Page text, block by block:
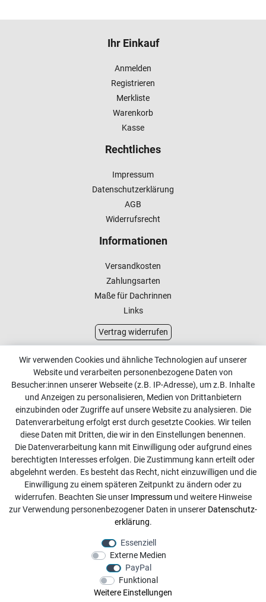
Ihr Einkauf
Anmelden
Registrieren
Merkliste
Warenkorb
Kasse
Rechtliches
Impressum
Datenschutzerklärung
AGB
Widerrufsrecht
Informationen
Versandkosten
Zahlungsarten
Maße für Dachrinnen
Links
Vertrag widerrufen
Kundenservice
Kontakt
Online Retourenservice
Kontakt
info@dachdecker-shop.de
+49 3501 507295
Montag - Freitag, 08:00 - 16:00
Anrufe aus dem dt. Festnetz zum Ortstarif, Preise aus dem
Mobilfunknetz ggf. abweichend (abhängig vom Provider).
Wir verwenden Cookies und ähnliche Technologien auf unserer
Website und verarbeiten personenbezogene Daten von
Besucher:innen unserer Webseite (z.B. IP-Adresse), um z.B. Inhalte
und Anzeigen zu personalisieren, Medien von Drittanbietern
einzubinden oder Zugriffe auf unsere Website zu analysieren. Die
Datenverarbeitung erfolgt erst durch gesetzte Cookies. Wir teilen
diese Daten mit Dritten, die wir in den Einstellungen benennen.
Die Datenverarbeitung kann mit Einwilligung oder aufgrund eines
berechtigten Interesses erfolgen. Die Zustimmung kann erteilt oder
abgelehnt werden. Es besteht das Recht, nicht einzuwilligen und die
Einwilligung zu einem späteren Zeitpunkt zu ändern oder zu
widerrufen. Beachten Sie unser Impressumund weitere Hinweise
zur Verwendung personenbezogener Daten in unserer Daten­schutz­
erklärung.
Essenziell
Externe Medien
PayPal
Funktional
Weitere Einstellungen